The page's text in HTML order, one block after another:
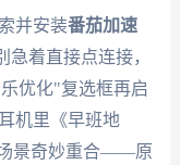
并安装番茄加速
着直接点连接，
优化"复选框再启
机里《早班地
景奇妙重合——原